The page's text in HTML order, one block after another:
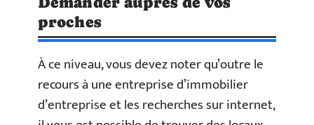
proches
À ce niveau, vous devez noter qu’outre le
recours à une entreprise d’immobilier
d’entreprise et les recherches sur internet,